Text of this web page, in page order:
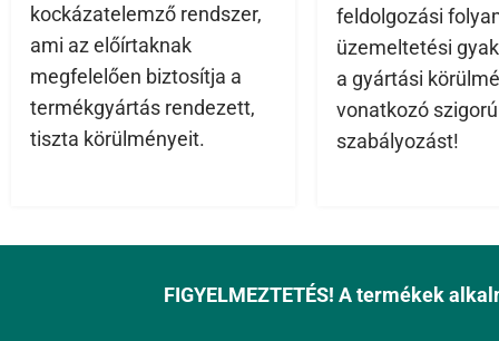
kockázatelemző rendszer,
ami az előírtaknak
megfelelően biztosítja a
termékgyártás rendezett,
tiszta körülményeit.
feldolgozási
üzemeltetési
a gyártási
vonatkozó szigorú
szabályozást!
FIGYELMEZTETÉS! A termékek